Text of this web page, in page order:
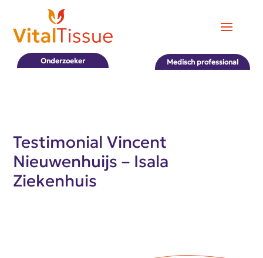
Medisch professional
Onderzoeker
Testimonial Vincent
Nieuwenhuijs – Isala
Ziekenhuis